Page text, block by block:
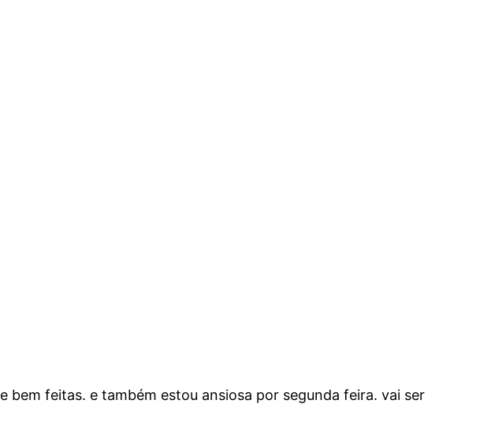
bem feitas. e também estou ansiosa por segunda feira. vai ser